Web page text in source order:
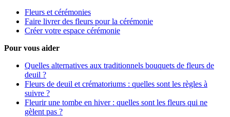
Fleurs et cérémonies
Faire livrer des fleurs pour la cérémonie
Créer votre espace cérémonie
Pour vous aider
Quelles alternatives aux traditionnels bouquets de fleurs de
deuil ?
Fleurs de deuil et crématoriums : quelles sont les règles à
suivre ?
Fleurir une tombe en hiver : quelles sont les fleurs qui ne
gèlent pas ?